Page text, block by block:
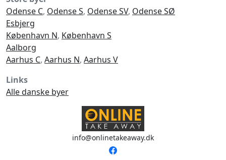
Odense C, Odense S, Odense SV, Odense SØ
Esbjerg
København N, København S
Aalborg
Aarhus C, Aarhus N, Aarhus V
Links
Alle danske byer
info@onlinetakeaway.dk